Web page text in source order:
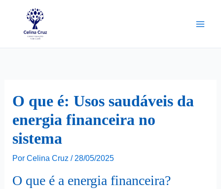
O que é: Usos saudáveis da
energia financeira no
sistema
Por Celina Cruz / 28/05/2025
O que é a energia financeira?